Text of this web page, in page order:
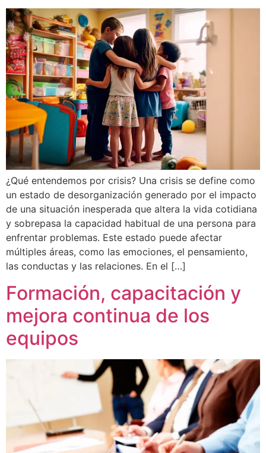
¿Qué entendemos por crisis? Una crisis se define como
un estado de desorganización generado por el impacto
de una situación inesperada que altera la vida cotidiana
y sobrepasa la capacidad habitual de una persona para
enfrentar problemas. Este estado puede afectar
múltiples áreas, como las emociones, el pensamiento,
las conductas y las relaciones. En el […]
Formación, capacitación y
mejora continua de los
equipos